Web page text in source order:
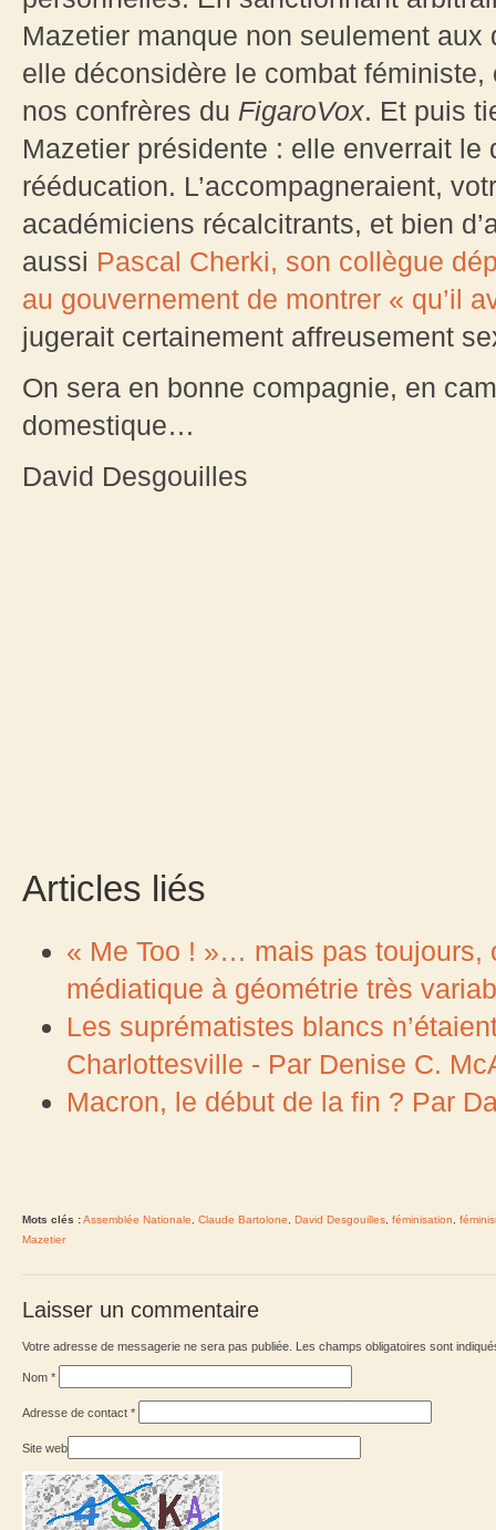
Mazetier manque non seulement
elle déconsidère le combat
nos confrères du FigaroVox. Et puis
Mazetier présidente : elle enverrait le
rééducation. L’accompagneraient,
académiciens récalcitrants, et bien
aussi Pascal Cherki, son collègue
au gouvernement de montrer « qu’il
jugerait certainement affreusement
On sera en bonne compagnie, en
domestique…
David Desgouilles
Articles liés
« Me Too ! »… mais pas toujours,
médiatique à géométrie très
Les suprématistes blancs
Charlottesville - Par Denise C.
Macron, le début de la fin ? Par
Mots clés :Assemblée Nationale Claude Bartolone David Desgouilles féminisation
Mazetier
Laisser un commentaire
Votre adresse de messagerie ne sera pas publiée. Les champs obligatoires sont
Nom *
Adresse de contact *
Site web